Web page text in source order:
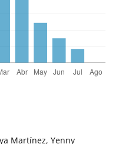
Martínez, Yenny